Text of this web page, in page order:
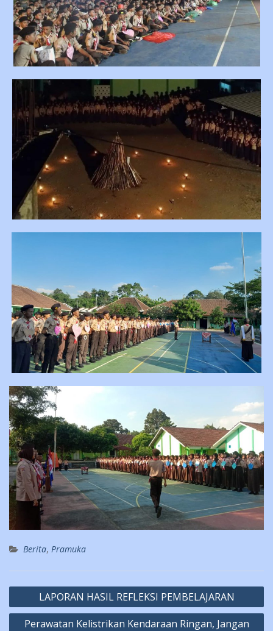
Berita, Pramuka
Post
navigation
LAPORAN HASIL REFLEKSI PEMBELAJARAN
Perawatan Kelistrikan Kendaraan Ringan, Jangan